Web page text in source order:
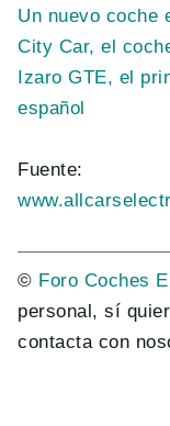
Un nuevo coche
City Car, el
Izaro GTE, el
español
Fuente:
© Foro Coches
personal, sí
contacta con